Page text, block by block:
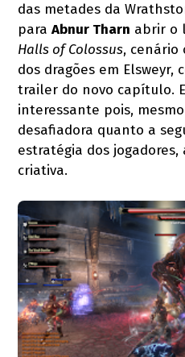
das metades da
paraAbnur Tharn abrir o
Halls of Colossus, cenário
dos dragões em Elsweyr,
trailer do novo capítulo.
interessante pois,
desafiadora quanto a
estratégia dos
criativa.